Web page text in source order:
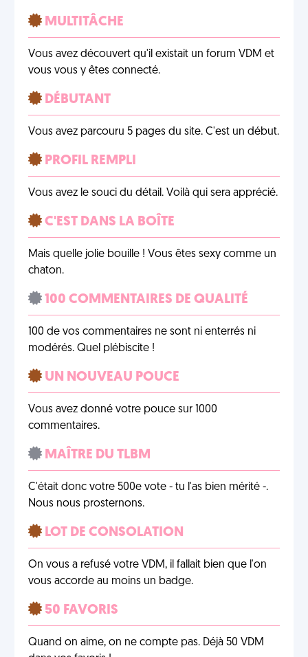
MULTITÂCHE
Vous avez découvert qu'il existait un forum VDM et
vous vous y êtes connecté.
DÉBUTANT
Vous avez parcouru 5 pages du site. C'est un début.
PROFIL REMPLI
Vous avez le souci du détail. Voilà qui sera apprécié.
C'EST DANS LA BOÎTE
Mais quelle jolie bouille ! Vous êtes sexy comme un
chaton.
100 COMMENTAIRES DE QUALITÉ
100 de vos commentaires ne sont ni enterrés ni
modérés. Quel plébiscite !
UN NOUVEAU POUCE
Vous avez donné votre pouce sur 1000
commentaires.
MAÎTRE DU TLBM
C'était donc votre 500e vote - tu l'as bien mérité -.
Nous nous prosternons.
LOT DE CONSOLATION
On vous a refusé votre VDM, il fallait bien que l'on
vous accorde au moins un badge.
50 FAVORIS
Quand on aime, on ne compte pas. Déjà 50 VDM